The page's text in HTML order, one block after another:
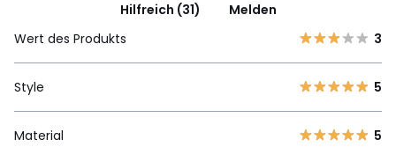
Hilfreich (31)
Melden
Wert des Produkts
3
Style 5
Material 5